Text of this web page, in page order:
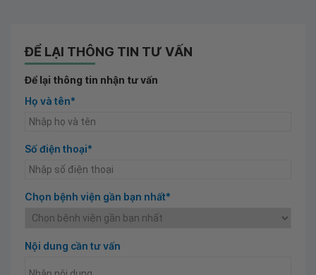
ĐỂ LẠI THÔNG TIN TƯ VẤN
Để lại thông tin nhận tư vấn
Họ và tên*
Số điện thoại*
Chọn bệnh viện gần bạn nhất*
Nội dung cần tư vấn